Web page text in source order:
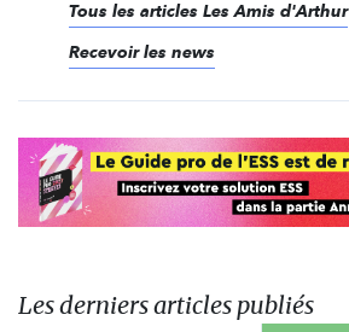
Tous les articles Les Amis d'Arthur
Recevoir les news
Les derniers articles publiés